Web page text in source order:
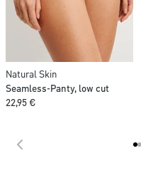
Natural Skin
Seamless-Panty, low cut
22,95 €